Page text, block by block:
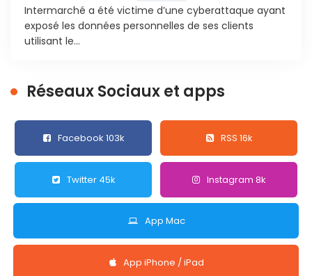
Intermarché a été victime d’une cyberattaque ayant
exposé les données personnelles de ses clients
utilisant le...
Réseaux Sociaux et apps
Facebook 103k RSS 16k
Twitter 45k Instagram 8k
App Mac
App iPhone / iPad